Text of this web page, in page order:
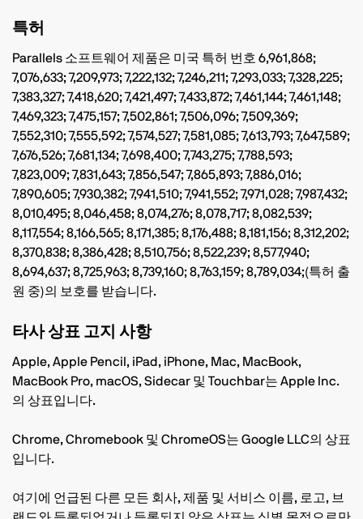
특허
Parallels 소프트웨어 제품은 미국 특허 번호 6,961,868;
7,076,633; 7,209,973; 7,222,132; 7,246,211; 7,293,033; 7,328,225;
7,383,327; 7,418,620; 7,421,497; 7,433,872; 7,461,144; 7,461,148;
7,469,323; 7,475,157; 7,502,861; 7,506,096; 7,509,369;
7,552,310; 7,555,592; 7,574,527; 7,581,085; 7,613,793; 7,647,589;
7,676,526; 7,681,134; 7,698,400; 7,743,275; 7,788,593;
7,823,009; 7,831,643; 7,856,547; 7,865,893; 7,886,016;
7,890,605; 7,930,382; 7,941,510; 7,941,552; 7,971,028; 7,987,432;
8,010,495; 8,046,458; 8,074,276; 8,078,717; 8,082,539;
8,117,554; 8,166,565; 8,171,385; 8,176,488; 8,181,156; 8,312,202;
8,370,838; 8,386,428; 8,510,756; 8,522,239; 8,577,940;
8,694,637; 8,725,963; 8,739,160; 8,763,159; 8,789,034;(특허 출
원 중)의 보호를 받습니다.
타사 상표 고지 사항
Apple, Apple Pencil, iPad, iPhone, Mac, MacBook,
MacBook Pro, macOS, Sidecar 및 Touchbar는 Apple Inc.
의 상표입니다.
Chrome, Chromebook 및 ChromeOS는 Google LLC의 상표
입니다.
여기에 언급된 다른 모든 회사, 제품 및 서비스 이름, 로고, 브